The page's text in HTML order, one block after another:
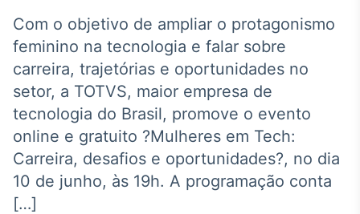
Agro
Tudo sobre o
agronegócio
Broadcast
Político
Os bastidores da
política em tempo
real
Com o objetivo de ampliar o protagonismo
feminino na tecnologia e falar sobre
carreira, trajetórias e oportunidades no
setor, a TOTVS, maior empresa de
tecnologia do Brasil, promove o evento
online e gratuito ?Mulheres em Tech:
Carreira, desafios e oportunidades?, no dia
10 de junho, às 19h. A programação conta
[…]